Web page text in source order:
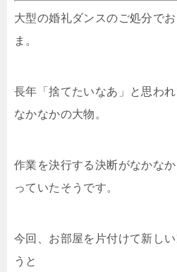
大型の婚礼ダンスのご処分で
ま。
長年「捨てたいなあ」と思われ
なかなかの大物。
作業を決行する決断がなかな
っていたそうです。
今回、お部屋を片付けて新し
うと